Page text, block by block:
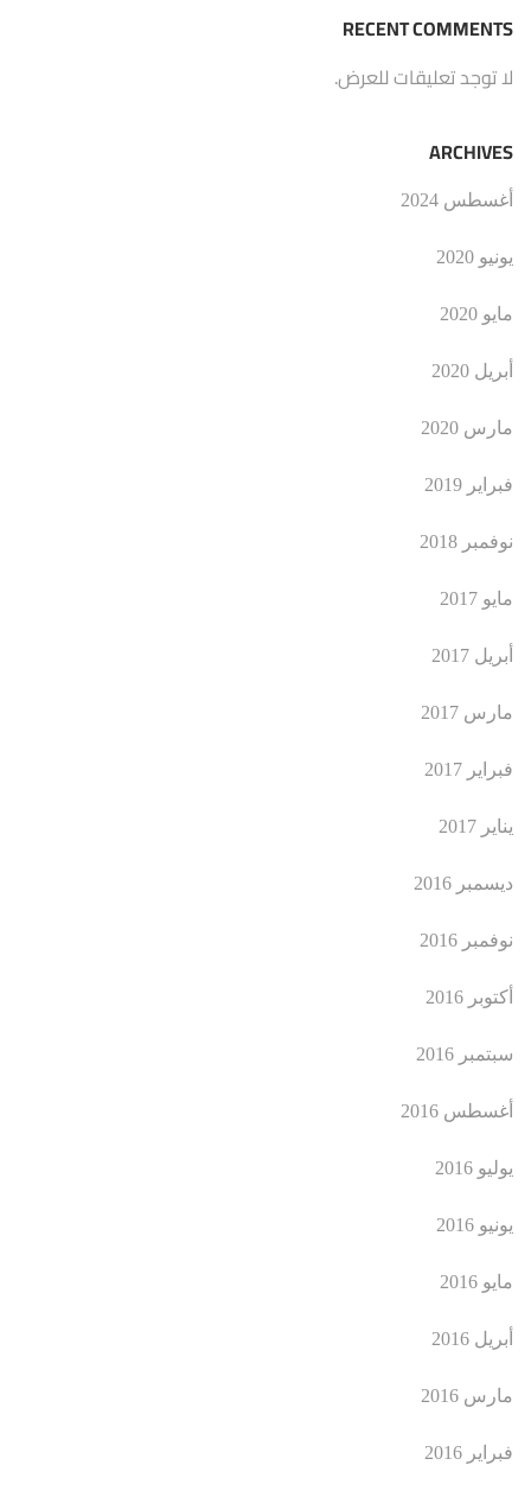
RECENT COMMENTS
لا توجد تعليقات للعرض.
ARCHIVES
أغسطس 2024
يونيو 2020
مايو 2020
أبريل 2020
مارس 2020
فبراير 2019
نوفمبر 2018
مايو 2017
أبريل 2017
مارس 2017
فبراير 2017
يناير 2017
ديسمبر 2016
نوفمبر 2016
أكتوبر 2016
سبتمبر 2016
أغسطس 2016
يوليو 2016
يونيو 2016
مايو 2016
أبريل 2016
مارس 2016
فبراير 2016